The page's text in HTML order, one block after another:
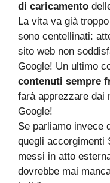
di caricamento
La vita va già
sono centellinati:
sito web non
Google! Un ultimo
contenuti sempre
farà apprezzare dai
Google!
Se parliamo invece
quegli accorgimenti
messi in atto
dovrebbe mai